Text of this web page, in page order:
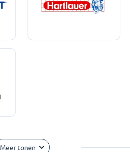
Meer tonen